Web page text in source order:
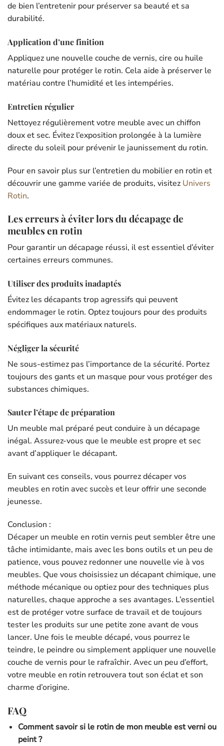
de bien l’entretenir pour préserver sa beauté et sa
durabilité.
Application d’une finition
Appliquez une nouvelle couche de vernis, cire ou huile
naturelle pour protéger le rotin. Cela aide à préserver le
matériau contre l’humidité et les intempéries.
Entretien régulier
Nettoyez régulièrement votre meuble avec un chiffon
doux et sec. Évitez l’exposition prolongée à la lumière
directe du soleil pour prévenir le jaunissement du rotin.
Pour en savoir plus sur l’entretien du mobilier en rotin et
découvrir une gamme variée de produits, visitez Univers
Rotin.
Les erreurs à éviter lors du décapage de
meubles en rotin
Pour garantir un décapage réussi, il est essentiel d’éviter
certaines erreurs communes.
Utiliser des produits inadaptés
Évitez les décapants trop agressifs qui peuvent
endommager le rotin. Optez toujours pour des produits
spécifiques aux matériaux naturels.
Négliger la sécurité
Ne sous-estimez pas l’importance de la sécurité. Portez
toujours des gants et un masque pour vous protéger des
substances chimiques.
Sauter l’étape de préparation
Un meuble mal préparé peut conduire à un décapage
inégal. Assurez-vous que le meuble est propre et sec
avant d’appliquer le décapant.
En suivant ces conseils, vous pourrez décaper vos
meubles en rotin avec succès et leur offrir une seconde
jeunesse.
Conclusion :
Décaper un meuble en rotin vernis peut sembler être une
tâche intimidante, mais avec les bons outils et un peu de
patience, vous pouvez redonner une nouvelle vie à vos
meubles. Que vous choisissiez un décapant chimique, une
méthode mécanique ou optiez pour des techniques plus
naturelles, chaque approche a ses avantages. L’essentiel
est de protéger votre surface de travail et de toujours
tester les produits sur une petite zone avant de vous
lancer. Une fois le meuble décapé, vous pourrez le
teindre, le peindre ou simplement appliquer une nouvelle
couche de vernis pour le rafraîchir. Avec un peu d’effort,
votre meuble en rotin retrouvera tout son éclat et son
charme d’origine.
FAQ
Comment savoir si le rotin de mon meuble est verni ou
peint ?